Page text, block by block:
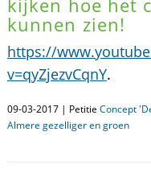
kijken hoe het
kunnen zien!
https://
v=qyZjezvCqnY.
09-03-2017 | Petitie Concept
Almere gezelliger en groen